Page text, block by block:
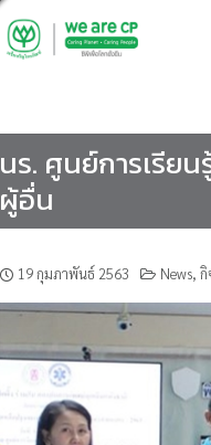
นร. ศูนย์การเรี
ผู้อื่น
19 กุมภาพันธ์ 2563 News, กิ